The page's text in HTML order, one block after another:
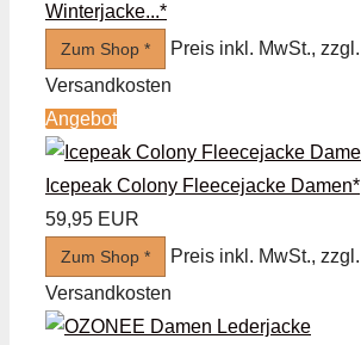
Winterjacke...*
Zum Shop *
Preis inkl. MwSt., zzgl.
Versandkosten
Angebot
Icepeak Colony Fleecejacke Damen*
59,95 EUR
Zum Shop *
Preis inkl. MwSt., zzgl.
Versandkosten